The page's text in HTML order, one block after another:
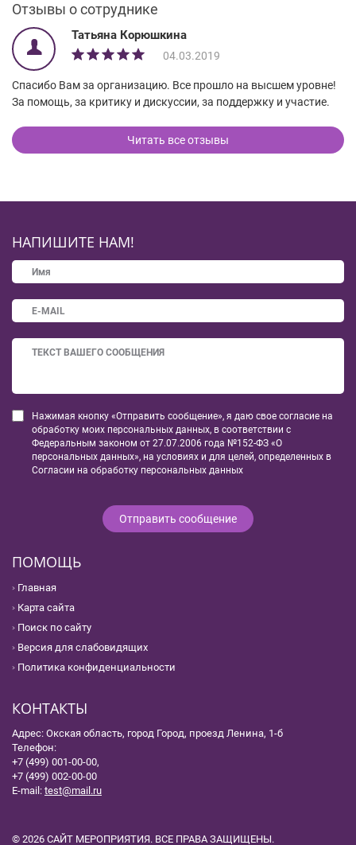
Отзывы о сотруднике
Татьяна Корюшкина
04.03.2019
Спасибо Вам за организацию. Все прошло на высшем уровне!
За помощь, за критику и дискуссии, за поддержку и участие.
Читать все отзывы
НАПИШИТЕ НАМ!
Нажимая кнопку «Отправить сообщение», я даю свое согласие на
обработку моих персональных данных, в соответствии с
Федеральным законом от 27.07.2006 года №152-ФЗ «О
персональных данных», на условиях и для целей, определенных в
Согласии на обработку персональных данных
ПОМОЩЬ
Главная
Карта сайта
Поиск по сайту
Версия для слабовидящих
Политика конфиденциальности
КОНТАКТЫ
Адрес: Окская область, город Город, проезд Ленина, 1-б
Телефон:
+7 (499) 001-00-00,
+7 (499) 002-00-00
E-mail: test@mail.ru
© 2026 САЙТ МЕРОПРИЯТИЯ. ВСЕ ПРАВА ЗАЩИЩЕНЫ.